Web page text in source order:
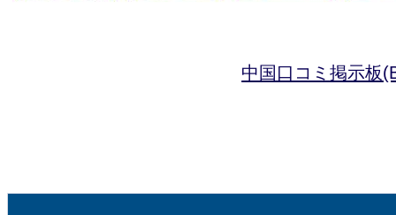
中国口コミ掲示板